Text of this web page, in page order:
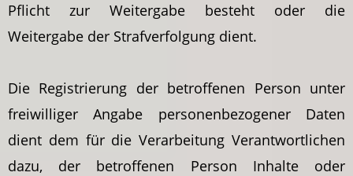
Pflicht zur Weitergabe besteht oder die
Weitergabe der Strafverfolgung dient.
Die Registrierung der betroffenen Person unter
freiwilliger Angabe personenbezogener Daten
dient dem für die Verarbeitung Verantwortlichen
dazu, der betroffenen Person Inhalte oder